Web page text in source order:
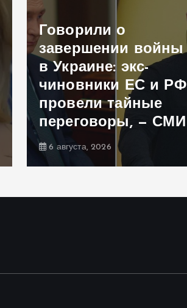
Говорили о
завершении войны
в Украине: экс-
чиновники ЕС и РФ
провели тайные
переговоры, — СМИ
6 августа, 2026